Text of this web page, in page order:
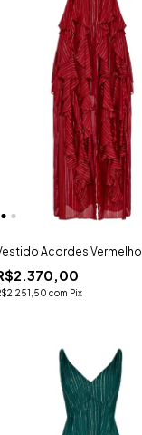
Acordes Vermelho
com Pix